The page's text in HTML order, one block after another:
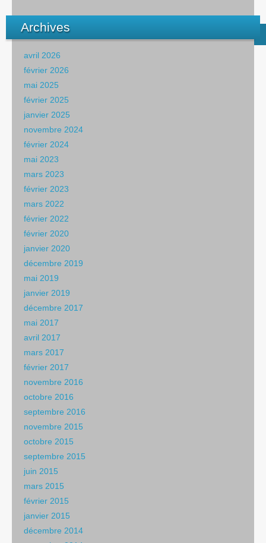
Archives
avril 2026
février 2026
mai 2025
février 2025
janvier 2025
novembre 2024
février 2024
mai 2023
mars 2023
février 2023
mars 2022
février 2022
février 2020
janvier 2020
décembre 2019
mai 2019
janvier 2019
décembre 2017
mai 2017
avril 2017
mars 2017
février 2017
novembre 2016
octobre 2016
septembre 2016
novembre 2015
octobre 2015
septembre 2015
juin 2015
mars 2015
février 2015
janvier 2015
décembre 2014